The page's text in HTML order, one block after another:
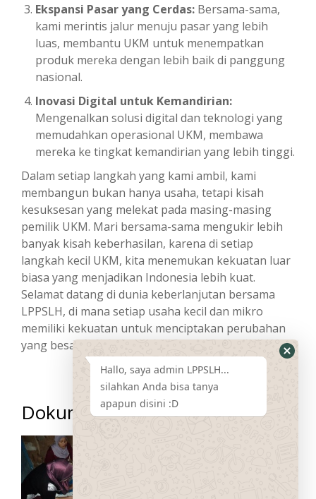
Ekspansi Pasar yang Cerdas: Bersama-sama,
kami merintis jalur menuju pasar yang lebih
luas, membantu UKM untuk menempatkan
produk mereka dengan lebih baik di panggung
nasional.
Inovasi Digital untuk Kemandirian:
Mengenalkan solusi digital dan teknologi yang
memudahkan operasional UKM, membawa
mereka ke tingkat kemandirian yang lebih tinggi.
Dalam setiap langkah yang kami ambil, kami
membangun bukan hanya usaha, tetapi kisah
kesuksesan yang melekat pada masing-masing
pemilik UKM. Mari bersama-sama mengukir lebih
banyak kisah keberhasilan, karena di setiap
langkah kecil UKM, kita menemukan kekuatan luar
biasa yang menjadikan Indonesia lebih kuat.
Selamat datang di dunia keberlanjutan bersama
LPPSLH, di mana setiap usaha kecil dan mikro
memiliki kekuatan untuk menciptakan perubahan
yang besar.
Dokumentasi Kegiatan
Hallo, saya admin LPPSLH...
silahkan Anda bisa tanya
apapun disini :D